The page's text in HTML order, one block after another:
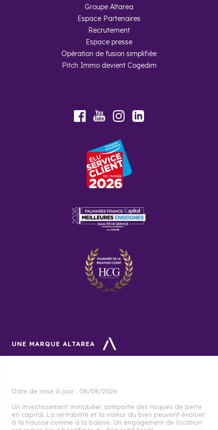
Groupe Altarea
Espace Partenaires
Recrutement
Espace presse
Opération de fusion simplifiée
Pitch Immo devient Cogedim
FacebookYoutubeInstagram
UNE MARQUE ALTAREA
Date de mise à jour : 08/08/2026
Un investissement immobilier comporte des risques de perte
en capital. La rentabilité et la valeur du bien peuvent évoluer
à la hausse comme à la baisse. Un engagement de location